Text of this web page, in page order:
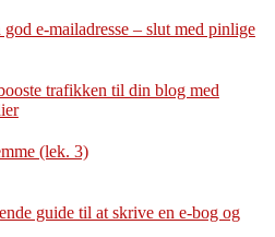
e-mailadresse – slut med pinlige
trafikken til din blog med
(lek. 3)
guide til at skrive en e-bog og